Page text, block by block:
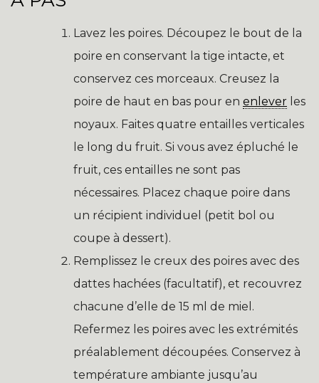
Lavez les poires. Découpez le bout de la
poire en conservant la tige intacte, et
conservez ces morceaux. Creusez la
poire de haut en bas pour en enlever les
noyaux. Faites quatre entailles verticales
le long du fruit. Si vous avez épluché le
fruit, ces entailles ne sont pas
nécessaires. Placez chaque poire dans
un récipient individuel (petit bol ou
coupe à dessert).
Remplissez le creux des poires avec des
dattes hachées (facultatif), et recouvrez
chacune d’elle de 15 ml de miel.
Refermez les poires avec les extrémités
préalablement découpées. Conservez à
température ambiante jusqu’au